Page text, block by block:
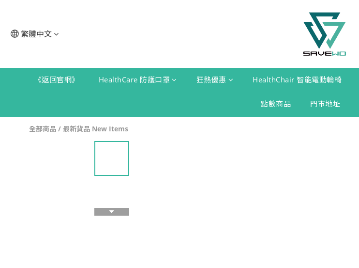
繁體中文
《返回官網》 HealthCare 防護口罩 狂熱優惠 HealthChair 智能電動輪椅
點數商品 門市地址
全部商品 / 最新貨品 New Items